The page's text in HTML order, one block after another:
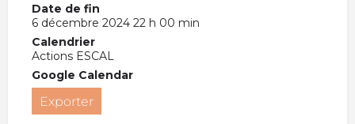
Date de fin
6 décembre 2024 22 h 00 min
Calendrier
Actions ESCAL
Google Calendar
Exporter